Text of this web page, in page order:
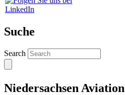
Suche
Search
Niedersachsen Aviation